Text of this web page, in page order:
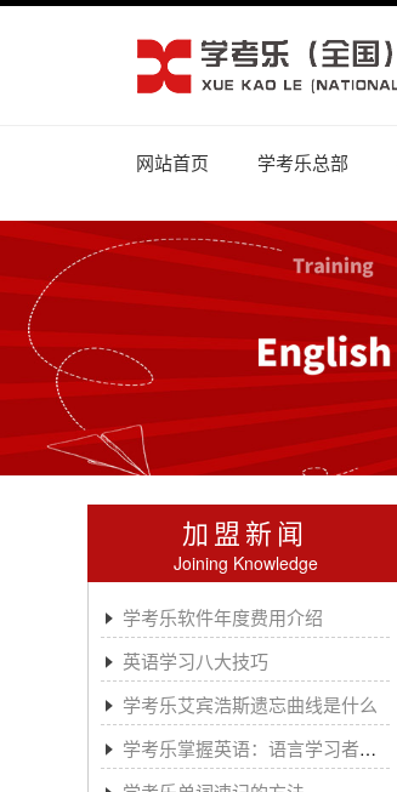
网站首页 学考乐总部
加盟新闻
Joining Knowledge
学考乐软件年度费用介绍
英语学习八大技巧
学考乐艾宾浩斯遗忘曲线是什么
学考乐掌握英语：语言学习者的有效方法